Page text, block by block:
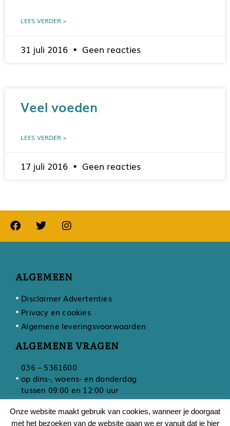
LEES VERDER »
31 juli 2016 Geen reacties
Veel voeden
LEES VERDER »
17 juli 2016 Geen reacties
ALGEMEEN
Disclaimer Advertenties
Privacy en cookies
Algemene leveringsvoorwaarden
ALGEMENE VRAGEN
036 – 5361600
op dins-, woens- en donderdag
tussen 09:00 en 12:00 uur
Onze website maakt gebruik van cookies, wanneer je doorgaat
met het bezoeken van de website gaan we er vanuit dat je hier